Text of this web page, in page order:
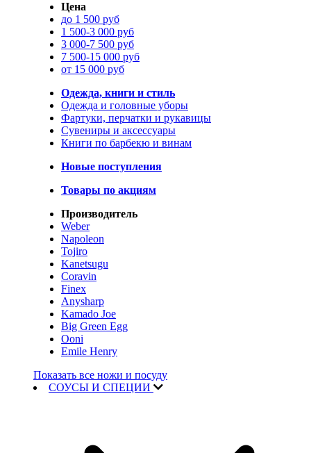
Цена
до 1 500 руб
1 500-3 000 руб
3 000-7 500 руб
7 500-15 000 руб
от 15 000 руб
Одежда, книги и стиль
Одежда и головные уборы
Фартуки, перчатки и рукавицы
Сувениры и аксессуары
Книги по барбекю и винам
Новые поступления
Товары по акциям
Производитель
Weber
Napoleon
Tojiro
Kanetsugu
Coravin
Finex
Anysharp
Kamado Joe
Big Green Egg
Ooni
Emile Henry
Показать все ножи и посуду
СОУСЫ И СПЕЦИИ